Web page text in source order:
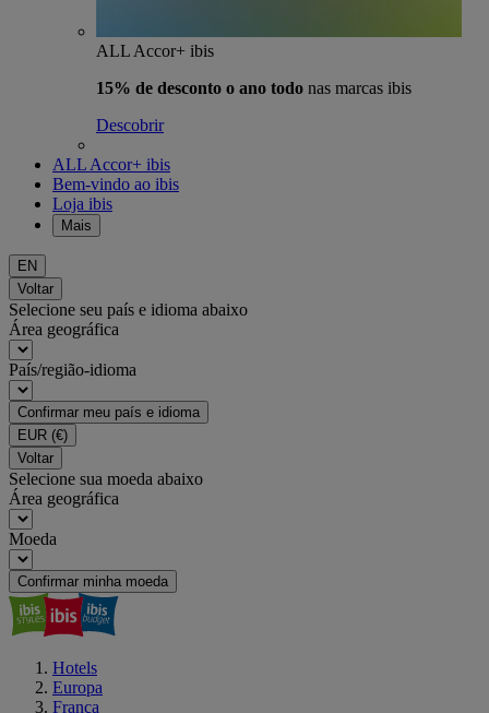
ALL Accor+ ibis
15% de desconto o ano todo nas marcas ibis
Descobrir
ALL Accor+ ibis
Bem-vindo ao ibis
Loja ibis
Mais
EN
Voltar
Selecione seu país e idioma abaixo
Área geográfica
País/região-idioma
Confirmar meu país e idioma
EUR (€)
Voltar
Selecione sua moeda abaixo
Área geográfica
Moeda
Confirmar minha moeda
Hotels
Europa
França